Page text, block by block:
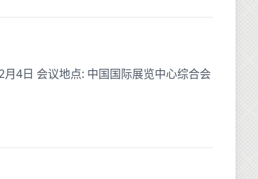
4日 会议地点: 中国国际展览中心综合会